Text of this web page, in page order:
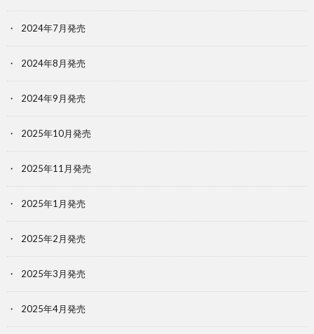
2024年7月発売
2024年8月発売
2024年9月発売
2025年10月発売
2025年11月発売
2025年1月発売
2025年2月発売
2025年3月発売
2025年4月発売